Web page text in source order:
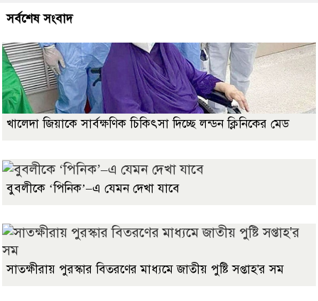
সর্বশেষ সংবাদ
খালেদা জিয়াকে সার্বক্ষণিক চিকিৎসা দিচ্ছে লন্ডন ক্লিনিকের মেড
বুবলীকে ‘পিনিক’–এ যেমন দেখা যাবে
সাতক্ষীরায় পুরস্কার বিতরণের মাধ্যমে জাতীয় পুষ্টি সপ্তাহ'র সম